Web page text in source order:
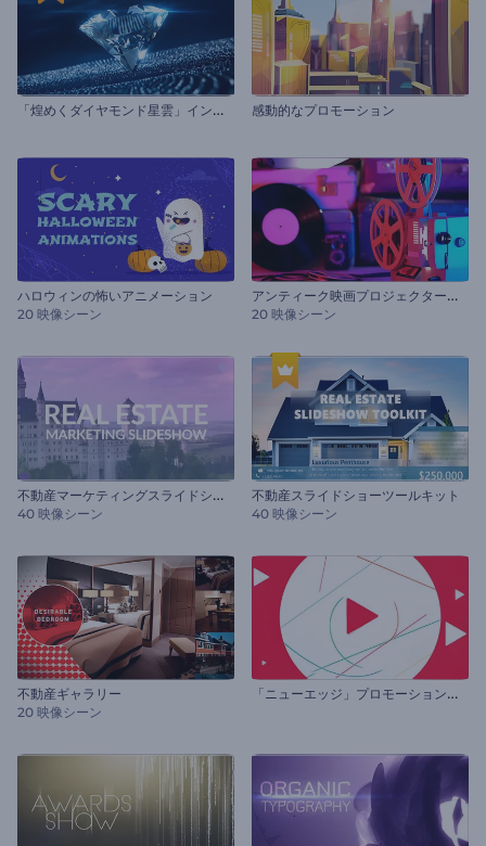
「
煌めくダイヤモンド星雲」イントロ 感動的なプロモーション
ハロウィンの怖いアニメーション
20 映像シーン
ア
ンティーク映画プロジェクターのタイポグラフィ
20 映像シーン
不
動産マーケティングスライドショー
40 映像シーン
不動産スライドショーツールキット
40 映像シーン
不動産ギャラリー
20 映像シーン
「
ニューエッジ」プロモーションビデオ